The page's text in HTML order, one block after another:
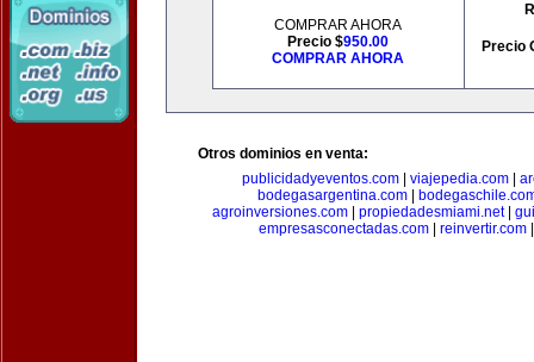
COMPRAR AHORA
Precio $950.00
COMPRAR AHORA
Precio
Otros dominios en venta:
publicidadyeventos.com| viajepedia.com|
bodegasargentina.com|
agroinversiones.com
propiedadesmiami.net|
empresasconectadas.com| reinvertir.com